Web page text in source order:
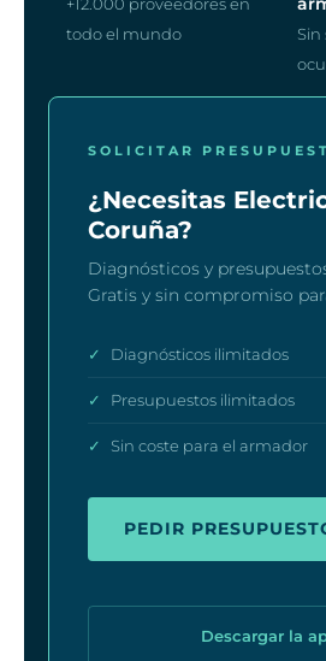
todo el mundo
Sin
SOLICITAR
¿Necesitas
Coruña?
Diagnósticos y
Gratis y sin compromiso
✓ Diagnósticos ilimitados
✓ Presupuestos ilimitados
✓ Sin coste para el armador
PEDIR
Descargar la